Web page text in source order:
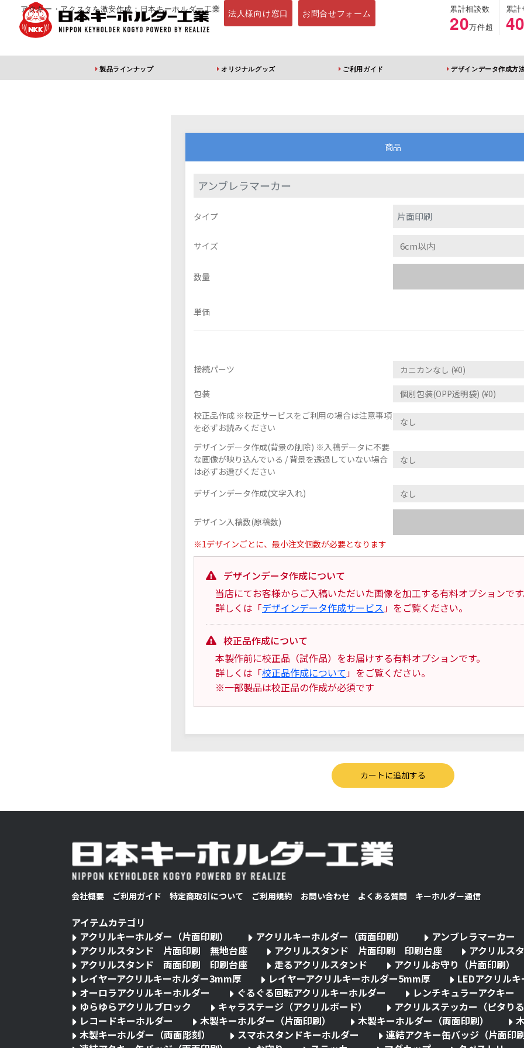
アクキー・アクスタを激安作成：日本キーホルダー工業 法人様向け窓口 お問合せフォーム 累計相談数
20万件超
累
製品ラインナップ オリジナルグッズ ご利用ガイド デザインデータ作成方
アクリルキーホルダー
アクリルスタンド 片
面印刷 無地台座
商品
アンブレラマーカー
タイプ 片面印刷
サイズ
数量
単価
接続パーツ
包装
校正品作成 ※校正サービスをご利用の場合は注意事項
を必ずお読みください
デザインデータ作成(背景の削除) ※入稿データに不要
な画像が映り込んでいる / 背景を透過していない場合
は必ずお選びください
デザインデータ作成(文字入れ)
デザイン入稿数(原稿数)
※1デザインごとに、最小注文個数が必要となります
デザインデータ作成について
当店にてお客様からご入稿いただいた画像を加工する有料オプションで
詳しくは「デザインデータ作成サービス 」をご覧ください。
校正品作成について
本製作前に校正品（試作品）をお届けする有料オプションです。
詳しくは「校正品作成について 」をご覧ください。
※一部製品は校正品の作成が必須です
会社概要 ご利用ガイド 特定商取引について ご利用規約 お問い合わせ よくある質問 キーホルダー通信
アイテムカテゴリ
アクリルキーホルダー（片面印刷）
アクリルキーホルダー（両面印刷）
アンブレラマーカー
アクリルスタンド 片面印刷 無地台座
アクリルスタンド 片面印刷 印刷台座
アクリル
アクリルスタンド 両面印刷 印刷台座
走るアクリルスタンド
アクリルお守り（片面印刷）
レイヤーアクリルキーホルダー3mm厚
レイヤーアクリルキーホルダー5mm厚
LEDアクリル
オーロラアクリルキーホルダー
ぐるぐる回転アクリルキーホルダー
レンチキュラーアクキー
ゆらゆらアクリルブロック
キャラステージ（アクリルボード）
アクリルステッカー（ピタり
レコードキーホルダー
木製キーホルダー（片面印刷） 木製キーホルダー（両面印刷）
木製キーホルダー（両面彫刻）
スマホスタンドキーホルダー
連結アクキー缶バッジ（片面印